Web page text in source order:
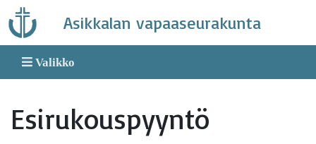
Skip
to
content
Asikkalan vapaaseurakunta
Valikko
Esirukouspyyntö